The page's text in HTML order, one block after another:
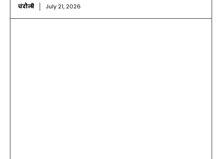
चंदौली July 21, 2026